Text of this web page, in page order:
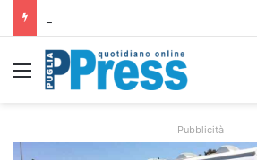
Menu
Pubblicità